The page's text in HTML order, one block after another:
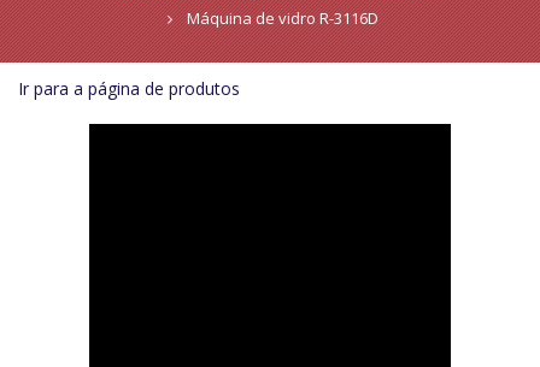
Máquina de vidro R-3116D
Ir para a página de produtos